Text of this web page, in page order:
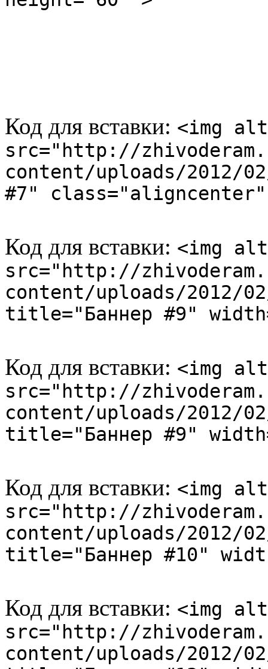
Код для вставки: <img
src="http://
content/uploads/2012/
#7"
Код для вставки: <img
src="http://
content/uploads/2012/
title="Баннер #9"
Код для вставки: <img
src="http://
content/uploads/2012/
title="Баннер #9"
Код для вставки: <img
src="http://
content/uploads/2012/
title="Баннер #10"
Код для вставки: <img
src="http://
content/uploads/2012/